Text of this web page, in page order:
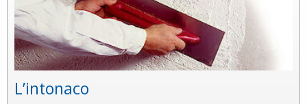
L’intonaco